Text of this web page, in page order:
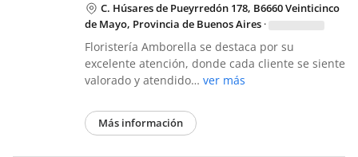
C. Húsares de Pueyrredón 178, B6660 Veinticinco
de Mayo, Provincia de Buenos Aires ·
Floristería Amborella se destaca por su
excelente atención, donde cada cliente se siente
valorado y atendido… ver más
Más información